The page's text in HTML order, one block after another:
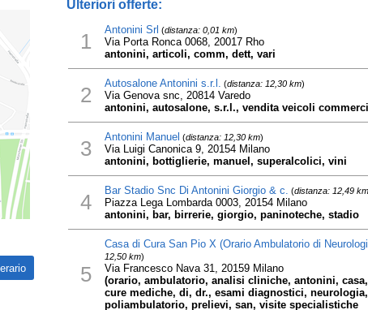
Ulteriori offerte:
1 Antonini Srl (distanza: 0,01 km)
Via Porta Ronca 0068, 20017 Rho
antonini, articoli, comm, dett, vari
2 Autosalone Antonini s.r.l. (distanza: 12,30 km)
Via Genova snc, 20814 Varedo
antonini, autosalone, s.r.l., vendita veicoli
3 Antonini Manuel (distanza: 12,30 km)
Via Luigi Canonica 9, 20154 Milano
antonini, bottiglierie, manuel, superalcolici, vini
4 Bar Stadio Snc Di Antonini Giorgio & c. (distanza: 12,49 km
Piazza Lega Lombarda 0003, 20154 Milano
antonini, bar, birrerie, giorgio, paninoteche, stadio
5
Casa di Cura San Pio X (Orario Ambulatorio di
12,50 km)
Via Francesco Nava 31, 20159 Milano
(orario, ambulatorio, analisi cliniche, antonini,
cure mediche, di, dr., esami diagnostici,
poliambulatorio, prelievi, san, visite specialistiche